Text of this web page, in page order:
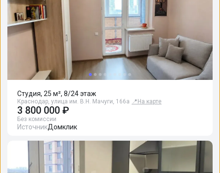
Студия, 25 м², 8/24 этаж
Краснодар, улица им. В.Н. Мачуги, 166а 📍 На карте
3 800 000 ₽
Без комиссии
ИсточникДомклик